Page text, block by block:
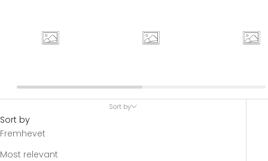
Sort by
Sort by
Fremhevet
Most relevant